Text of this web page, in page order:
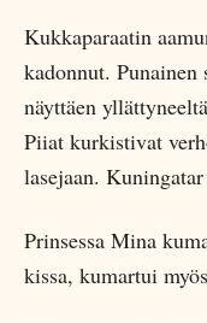
Kukkaparaatin
kadonnut.
näyttäen
Piiat kurkistivat
lasejaan.
Prinsessa Mina
kissa, kumartui